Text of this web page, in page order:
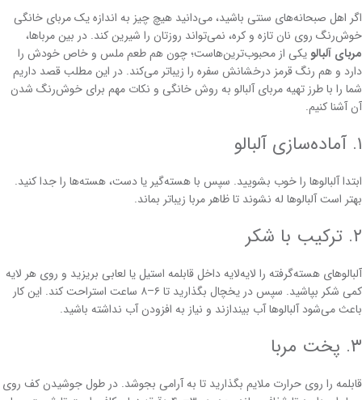
اگر اهل صبحانه‌های سنتی باشید، می‌دانید هیچ چیز به اندازه یک مربای خانگی
خوش‌رنگ روی نان تازه و کره، نمی‌تواند روزتان را شیرین کند. در بین مرباها،
مربای آلبالو یکی از محبوب‌ترین‌هاست؛ چون هم طعم ملس و خاص خودش را
دارد و هم رنگ قرمز درخشانش سفره را زیباتر می‌کند. در این مطلب قصد داریم
شما را با طرز تهیه مربای آلبالو به روش خانگی و نکات مهم برای خوش‌رنگ شدن
آن آشنا کنیم.
۱. آماده‌سازی آلبالو
ابتدا آلبالوها را خوب بشویید. سپس با هسته‌گیر یا دست، هسته‌ها را جدا کنید.
بهتر است آلبالوها له نشوند تا ظاهر مربا زیباتر بماند.
۲. ترکیب با شکر
آلبالوهای هسته‌گرفته را لایه‌لایه داخل قابلمه استیل یا لعابی بریزید و روی هر لایه
کمی شکر بپاشید. سپس در یخچال بگذارید تا ۶–۸ ساعت استراحت کند. این کار
باعث می‌شود آلبالوها آب بیندازند و نیاز به افزودن آب نداشته باشید.
۳. پخت مربا
قابلمه را روی حرارت ملایم بگذارید تا به آرامی بجوشد. در طول جوشیدن کف روی